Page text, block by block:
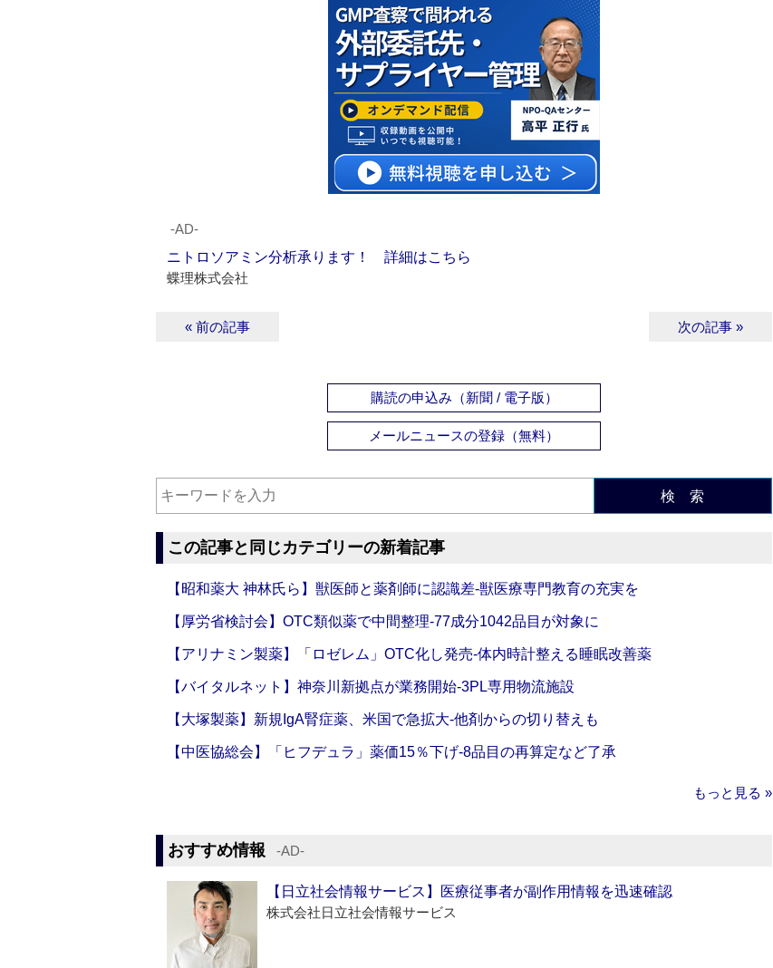
‐AD‐
ニトロソアミン分析承ります！ 詳細はこちら
蝶理株式会社
« 前の記事 次の記事 »
購読の申込み（新聞 / 電子版）
メールニュースの登録（無料）
検 索
この記事と同じカテゴリーの新着記事
【昭和薬大 神林氏ら】獣医師と薬剤師に認識差‐獣医療専門教育の充実を
【厚労省検討会】OTC類似薬で中間整理‐77成分1042品目が対象に
【アリナミン製薬】「ロゼレム」OTC化し発売‐体内時計整える睡眠改善薬
【バイタルネット】神奈川新拠点が業務開始‐3PL専用物流施設
【大塚製薬】新規IgA腎症薬、米国で急拡大‐他剤からの切り替えも
【中医協総会】「ヒフデュラ」薬価15％下げ‐8品目の再算定など了承
もっと見る »
おすすめ情報 ‐AD‐
【日立社会情報サービス】医療従事者が副作用情報を迅速確認
株式会社日立社会情報サービス